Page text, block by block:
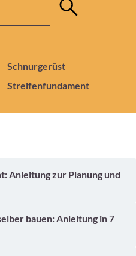
Schnurgerüst
Streifenfundament
Anleitung zur Planung und
bauen: Anleitung in 7